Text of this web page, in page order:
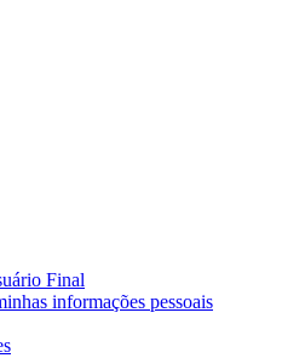
Final
informações pessoais